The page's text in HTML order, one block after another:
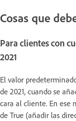
Cosas que
Para clientes con
2021
El valor
de 2021, cuando se
cara al cliente. En ese
de True (añadir las